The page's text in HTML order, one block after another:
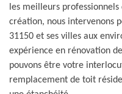
les meilleurs
création, nous intervenons
31150 et ses villes aux
expérience en rénovation
pouvons être votre
remplacement de toit